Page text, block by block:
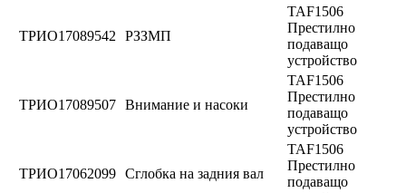
ТРИО17089542 РЗЗМП
TAF1506
Престилно
подаващо
устройство
ТРИО17089507 Внимание и насоки
TAF1506
Престилно
подаващо
устройство
ТРИО17062099 Сглобка на задния вал
TAF1506
Престилно
подаващо